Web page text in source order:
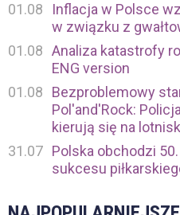
01.08
Inflacja w Polsce
w związku z
01.08 Analiza katastrofy
ENG version
01.08
Bezproblemowy
Pol'and'Rock:
kierują się na
31.07 Polska obchodzi
sukcesu